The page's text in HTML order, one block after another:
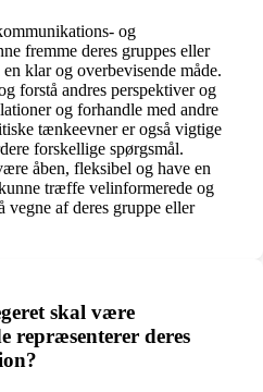
og
fremme deres gruppes eller
klar og overbevisende måde.
forstå andres perspektiver og
og forhandle med andre
tænkeevner er også vigtige
forskellige spørgsmål.
åben, fleksibel og have en
træffe velinformerede og
vegne af deres gruppe eller
skal være
repræsenterer deres